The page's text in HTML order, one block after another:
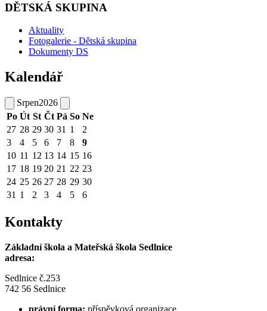
DĚTSKÁ SKUPINA
Aktuality
Fotogalerie - Dětská skupina
Dokumenty DS
Kalendář
Srpen2026
Po Út St Čt Pá So Ne
27 28 29 30 31 1
2
3
4 5 6 7 8
9
10 11 12 13 14 15 16
17 18 19 20 21 22 23
24 25 26 27 28 29 30
31 1 2 3 4 5 6
Kontakty
Základní škola a Mateřská škola Sedlnice
adresa:
Sedlnice č.253
742 56 Sedlnice
právní forma: příspěvková organizace